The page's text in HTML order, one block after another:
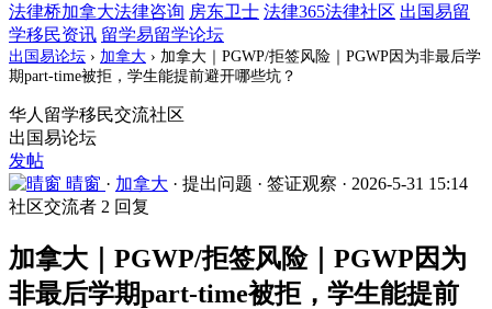
法律桥加拿大法律咨询 房东卫士 法律365法律社区 出国易留
学移民资讯 留学易留学论坛
出国易论坛 › 加拿大 › 加拿大｜PGWP/拒签风险｜PGWP因为非最后学
期part-time被拒，学生能提前避开哪些坑？
华人留学移民交流社区
出国易论坛
发帖
晴窗 · 加拿大 · 提出问题 · 签证观察 · 2026-5-31 15:14
社区交流者 2 回复
加拿大｜PGWP/拒签风险｜PGWP因为
非最后学期part-time被拒，学生能提前